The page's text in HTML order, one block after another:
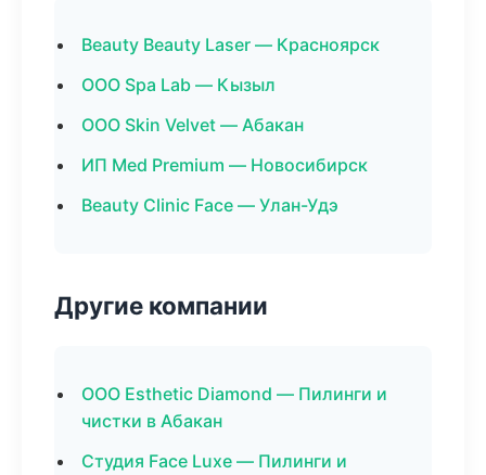
Beauty Beauty Laser — Красноярск
ООО Spa Lab — Кызыл
ООО Skin Velvet — Абакан
ИП Med Premium — Новосибирск
Beauty Clinic Face — Улан-Удэ
Другие компании
ООО Esthetic Diamond — Пилинги и
чистки в Абакан
Студия Face Luxe — Пилинги и